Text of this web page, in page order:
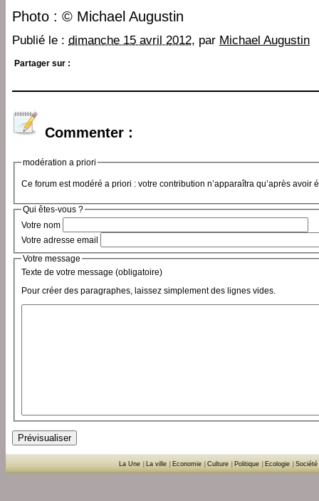
Photo : © Michael Augustin
Publié le : dimanche 15 avril 2012, par Michael Augustin
Partager sur :
Commenter :
modération a priori
Ce forum est modéré a priori : votre contribution n’apparaîtra qu’après avoir
Qui êtes-vous ?
Votre nom
Votre adresse email
Votre message
Texte de votre message (obligatoire)
Pour créer des paragraphes, laissez simplement des lignes vides.
La Une La ville Economie Culture Politique Ecologie Société